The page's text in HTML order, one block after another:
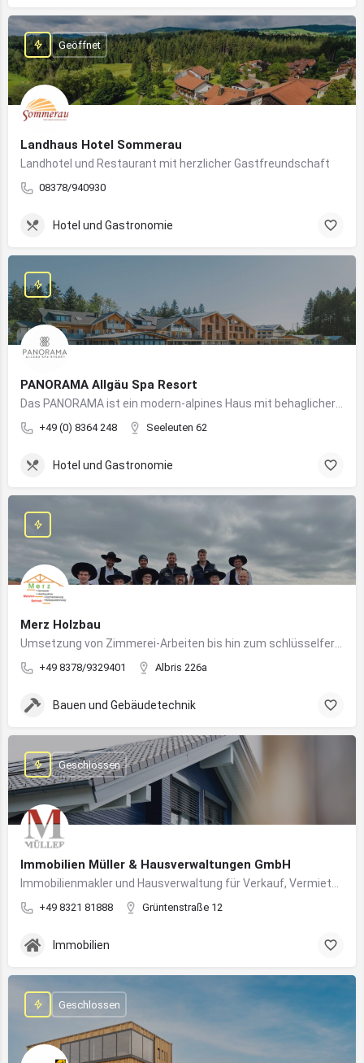
Landhaus Hotel Sommerau
Landhotel und Restaurant mit herzlicher Gastfreundschaft
08378/940930
Geöffnet
Hotel und Gastronomie
PANORAMA Allgäu Spa Resort
+49 (0) 8364 248 Seeleuten 62
Hotel und Gastronomie
Merz Holzbau
+49 8378/9329401 Albris 226a
Bauen und Gebäudetechnik
Immobilien Müller & Hausverwaltungen GmbH
+49 8321 81888 Grüntenstraße 12
Geschlossen
Immobilien
Geschlossen